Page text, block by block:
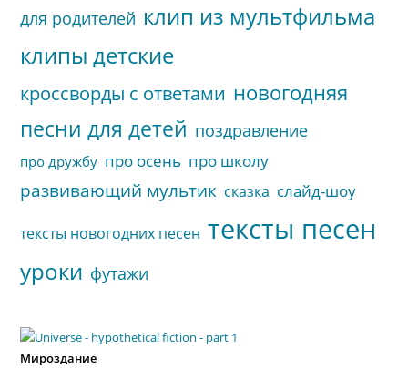
для родителей клип из мультфильма
клипы детские
кроссворды с ответами новогодняя
песни для детей поздравление
про дружбу про осень про школу
развивающий мультик сказка слайд-шоу
тексты новогодних песен тексты песен
уроки футажи
Мироздание